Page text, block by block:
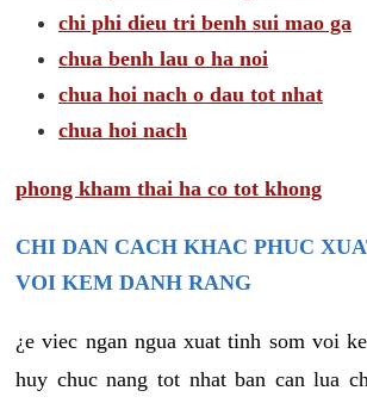
chi phi dieu tri benh sui mao ga
chua benh lau o ha noi
chua hoi nach o dau tot nhat
chua hoi nach
phong kham thai ha co tot khong
CHI DAN CACH KHAC PHUC
VOI KEM DANH RANG
¿e viec ngan ngua xuat tinh som voi
huy chuc nang tot nhat ban can lua